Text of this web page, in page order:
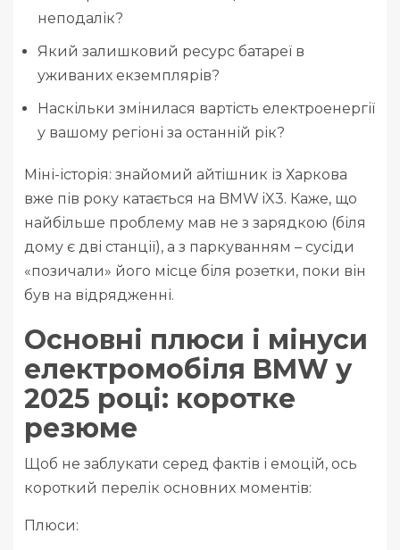
неподалік?
Який залишковий ресурс батареї в
уживаних екземплярів?
Наскільки змінилася вартість електроенергії
у вашому регіоні за останній рік?
Міні-історія: знайомий айтішник із Харкова
вже пів року катається на BMW iX3. Каже, що
найбільше проблему мав не з зарядкою (біля
дому є дві станції), а з паркуванням – сусіди
«позичали» його місце біля розетки, поки він
був на відрядженні.
Основні плюси і мінуси
електромобіля BMW у
2025 році: коротке
резюме
Щоб не заблукати серед фактів і емоцій, ось
короткий перелік основних моментів:
Плюси: